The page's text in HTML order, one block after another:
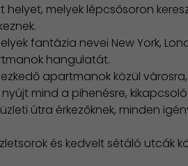
melyek lépcsősoron
fantázia nevei New York,
hangulatát.
apartmanok közül városra,
mind a pihenésre,
útra érkezőknek, minden
és kedvelt sétáló utcák